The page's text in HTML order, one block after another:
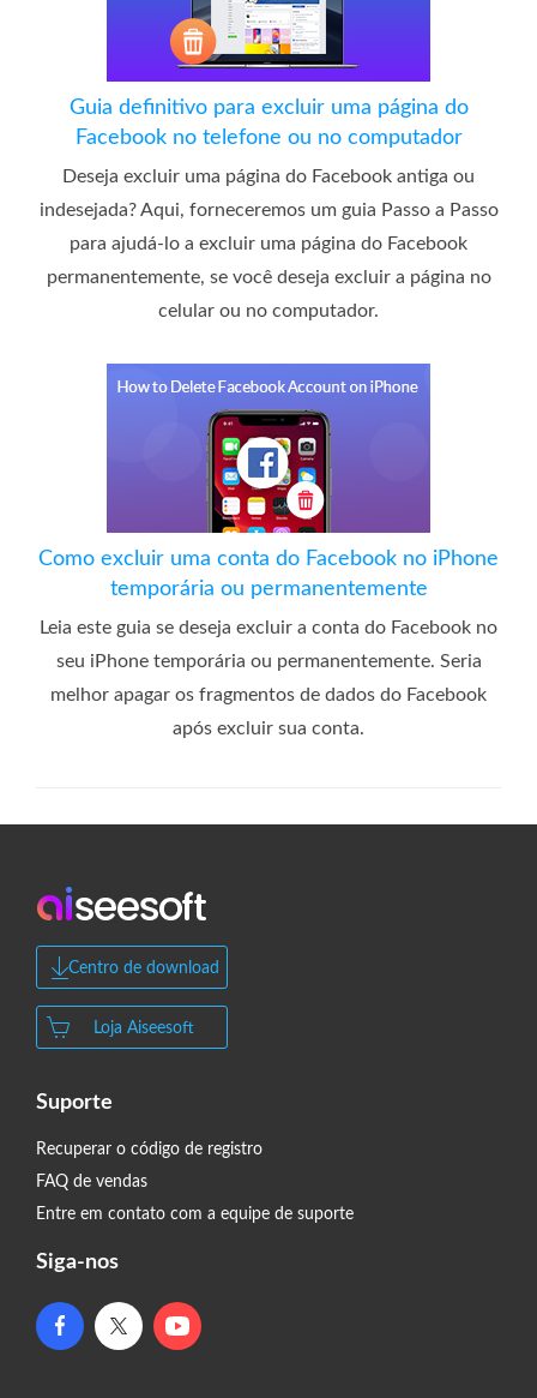
Guia definitivo para excluir uma página do
Facebook no telefone ou no computador
Deseja excluir uma página do Facebook antiga ou
indesejada? Aqui, forneceremos um guia Passo a Passo
para ajudá-lo a excluir uma página do Facebook
permanentemente, se você deseja excluir a página no
celular ou no computador.
Como excluir uma conta do Facebook no iPhone
temporária ou permanentemente
Leia este guia se deseja excluir a conta do Facebook no
seu iPhone temporária ou permanentemente. Seria
melhor apagar os fragmentos de dados do Facebook
após excluir sua conta.
Centro de download
Loja Aiseesoft
Suporte
Recuperar o código de registro
FAQ de vendas
Entre em contato com a equipe de suporte
Siga-nos